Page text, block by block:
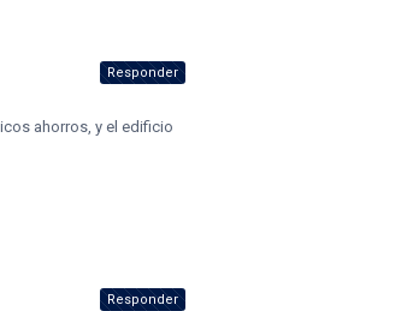
ahorros, y el edificio
Responder
Responder